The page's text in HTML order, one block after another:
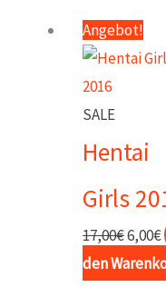
17,00€
Angebot!
SALE
Hentai
Girls
17,00€
Preis
6,00€
den